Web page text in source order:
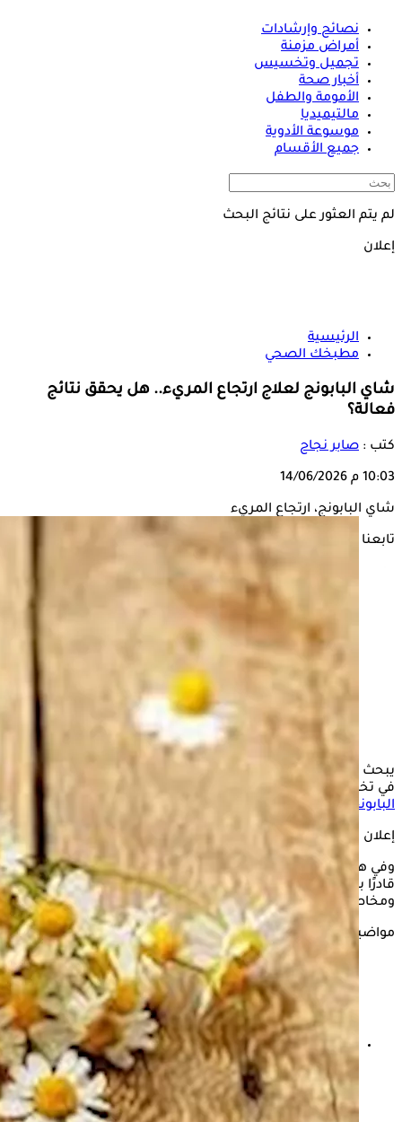
نصائح وإرشادات
أمراض مزمنة
تجميل وتخسيس
أخبار صحة
الأمومة والطفل
مالتيميديا
موسوعة الأدوية
جميع الأقسام
لم يتم العثور على نتائج البحث
إعلان
الرئيسية
مطبخك الصحي
شاي البابونج لعلاج ارتجاع المريء.. هل يحقق نتائج
فعالة؟
كتب : صابر نجاح
10:03 م 14/06/2026
شاي البابونج، ارتجاع المريء
تابعنا على
يبحث كثير من المصابين بارتجاع المريء عن حلول طبيعية تساعد
في تخفيف الأعراض المزعجة مثل الحموضة والحرقان، ويُعد
شاي
البابونج
من أكثر المشروبات العشبية شيوعًا في هذا السياق.
إعلان
وفي هذا السياق، يوضح موقع Healthline، ما إذا كان شاي البابونج
قادرًا بالفعل على علاج ارتجاع المريء، وما هي فوائده المحتملة
ومخاطره.
مواضيع ذات صلة
علاج ارتجاع المريء- طبيب يحذر هؤلاء من التدخل الجراحي